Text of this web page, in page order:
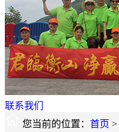
联系我们
您当前的位置： 首页 >